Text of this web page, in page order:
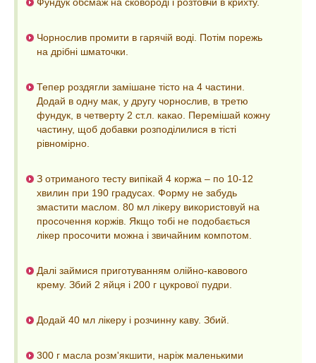
Чорнослив промити в гарячій воді. Потім порежь
на дрібні шматочки.
Тепер роздягли замішане тісто на 4 частини.
Додай в одну мак, у другу чорнослив, в третю
фундук, в четверту 2 ст.л. какао. Перемішай кожну
частину, щоб добавки розподілилися в тісті
рівномірно.
З отриманого тесту випікай 4 коржа – по 10-12
хвилин при 190 градусах. Форму не забудь
змастити маслом. 80 мл лікеру використовуй на
просочення коржів. Якщо тобі не подобається
лікер просочити можна і звичайним компотом.
Далі займися приготуванням олійно-кавового
крему. Збий 2 яйця і 200 г цукрової пудри.
Додай 40 мл лікеру і розчинну каву. Збий.
300 г масла розм'якшити, наріж маленькими